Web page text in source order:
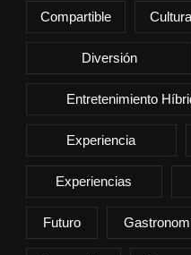
Compartible Cultura
Diversión
Entretenimiento
Experiencia
Experiencias
Futuro